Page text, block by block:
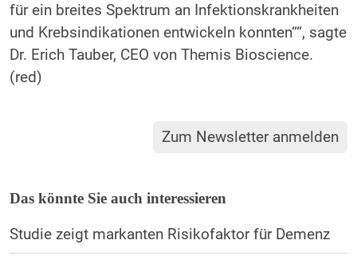
für ein breites Spektrum an Infektionskrankheiten
und Krebsindikationen entwickeln konnten “, sagte
Dr. Erich Tauber, CEO von Themis Bioscience.
(red)
Zum Newsletter anmelden
Das könnte Sie auch interessieren
Studie zeigt markanten Risikofaktor für Demenz